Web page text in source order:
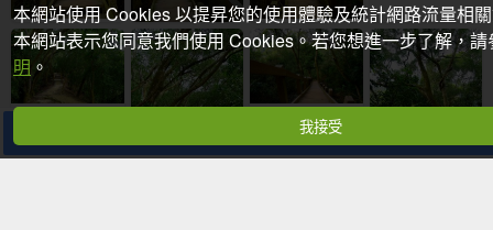
分享
本網站使用 Cookies 以提昇您的使用體驗及統計網路流量相
本網站表示您同意我們使用 Cookies。若您想進一步了解，
明 。
我接受